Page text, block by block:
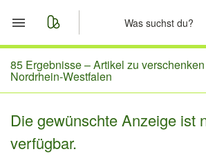
Start
Merkliste
Nachrichten
85 Ergebnisse –Artikel zu
Nordrhein-Westfalen
Die gewünschte Anzeige ist
verfügbar.